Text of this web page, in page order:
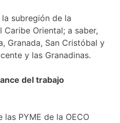
subregión de la
Oriental; a saber,
Granada, San Cristóbal y
y las Granadinas.
del trabajo
PYME de la OECO